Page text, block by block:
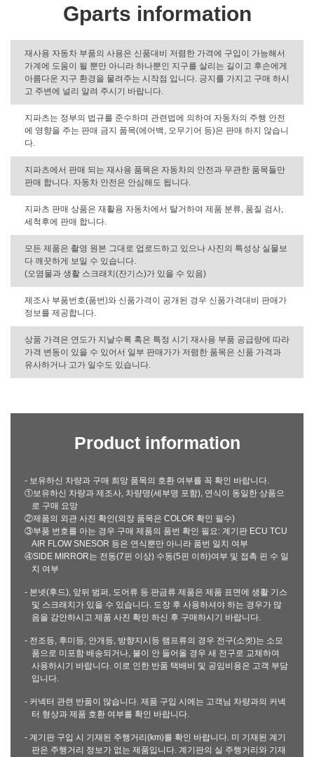
Gparts information
재사용 자동차 부품의 사용은 신품대비 저렴한 가격에 구입이 가능해서
가계에 도움이 될 뿐만 아니라 하나뿐인 지구를 살리는 길이고 후손에게
아름다운 지구 환경을 물려주는 시작점 입니다. 긍지를 가지고 구매 하시
고 주변에 널리 알려 주시기 바랍니다.
지파츠는 정부의 법규를 준수하며 관련법에 의하여 자동차의 주행 안전
에 영향을 주는 판매 금지 품목(에어백, 오무기어 등)은 판매 하지 않습니
다.
지파츠에서 판매 되는 재사용 품목은 자동차의 안전과 무관한 품목들만
판매 합니다. 자동차 안전은 안심해도 됩니다.
지파츠 판매 상품은 재활용 자동차에서 탈거하여 제품 분류, 품질 검사,
세척후에 판매 합니다.
모든 제품은 촬영 원본 그대로 업로드하고 있으나 사진의 특성상 실물보
다 깨끗하게 보일 수 있습니다.
(오염물과 생활 스크래치(잔기스)가 있을 수 있음)
제조사 부품번호(품번)와 신품가격이 공개된 경우 신품가격대비 판매가
정보를 제공합니다.
상품 가격은 연도가 지날수록 혹은 특정 시기 재사용 부품 공급량에 따라
가격 변동이 있을 수 있어서 일부 판매가가 저렴한 품목은 신품 가격과
유사하거나 고가 일수도 있습니다.
Product information
- 보유하신 차량과 구매 희망 품목의 호환 여부를 꼭 확인 바랍니다.
①보유하신 차량과 제조사, 차량명(세부명 포함), 연식이 동일한 상품으
로 구매 요망
②제품의 외관 사진 확인(외장 품목은 COLOR 확인 필수)
③부품 번호를 아는 경우 구매 제품의 품번 확인 필요: 계기판 ECU TCU
AIR FLOW SNESOR 등은 연식뿐만 아니라 품번 일치 여부
④SIDE MIRROR는 전동(7핀 이상) 수동(5핀 이하)여부 및 접촉 핀 수 일
치 여부
- 본넷(후드), 앞뒤 범퍼, 도어류 등 판금류 제품은 제품 표면에 생활 기스
및 스크래치가 있을 수 있습니다. 도장 후 사용하셔야 하는 경우가 많
음을 감안하시고 제품 사진 확인 하신 후 구매하시기 바랍니다.
- 전조등, 후미등, 안개등, 방향지시등 램프류의 경우 전구(소켓)는 소모
품으로 미포함 배송되거나, 불이 안 들어올 경우 새 전구로 교체하여
사용하시기 바랍니다. 이로 인한 반품 택배비 및 공임비용은 고객 부담
입니다.
- 커넥터 관련 반품이 많습니다. 제품 구입 시에는 고객님 차량과의 커넥
터 형상과 제품 호환 여부를 확인 바랍니다.
- 계기판 구입 시 기재된 주행거리(km)를 확인 바랍니다. 미 기재된 계기
판은 주행거리 정보가 없는 제품입니다. 계기판의 실 주행거리와 기재